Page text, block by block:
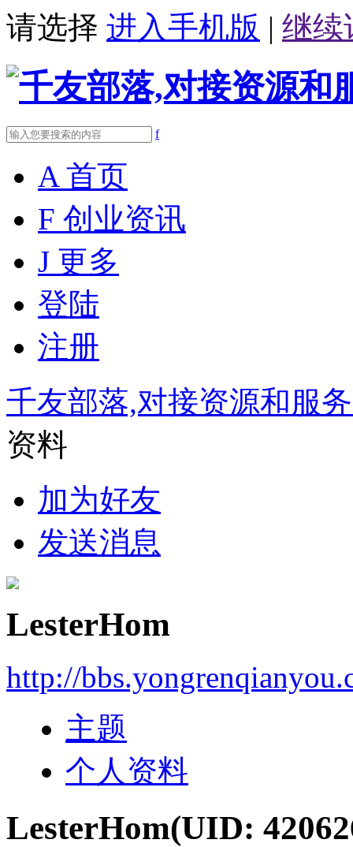
请选择 进入手机版 | 继续
f
A 首页
F 创业资讯
J 更多
登陆
注册
千友部落,对接资源和服
资料
加为好友
发送消息
LesterHom
http://
主题
个人资料
LesterHom(UID: